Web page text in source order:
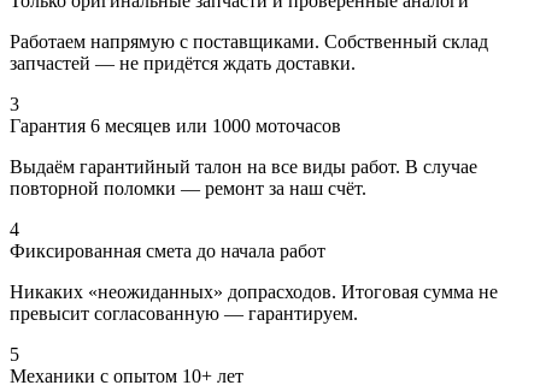
Работаем напрямую с поставщиками. Собственный склад
запчастей — не придётся ждать доставки.
3
Гарантия 6 месяцев или 1000 моточасов
Выдаём гарантийный талон на все виды работ. В случае
повторной поломки — ремонт за наш счёт.
4
Фиксированная смета до начала работ
Никаких «неожиданных» допрасходов. Итоговая сумма не
превысит согласованную — гарантируем.
5
Механики с опытом 10+ лет